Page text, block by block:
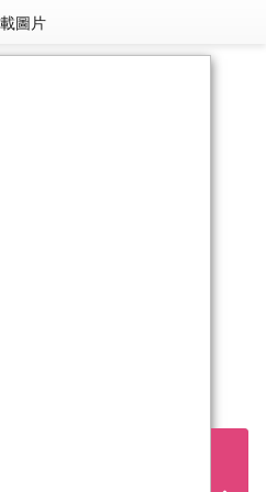
圖片